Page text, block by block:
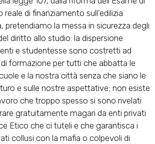
di finanziamento sull’edilizia
la messa in sicurezza degli
diritto allo studio: la dispersione
e studentesse sono costretti ad
formazione per tutti che abbatta le
e la nostra città senza che siano le
e sulle nostre aspettative; non esiste
che troppo spesso si sono rivelati
gratuitamente magari da enti privati
Etico che ci tuteli e che garantisca i
collusi con la mafia o colpevoli di